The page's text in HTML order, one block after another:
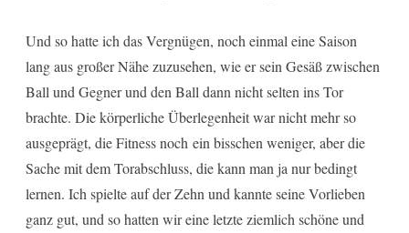
Und so hatte ich das Vergnügen, noch einmal eine Saison
lang aus großer Nähe zuzusehen, wie er sein Gesäß zwischen
Ball und Gegner und den Ball dann nicht selten ins Tor
brachte. Die körperliche Überlegenheit war nicht mehr so
ausgeprägt, die Fitness noch ein bisschen weniger, aber die
Sache mit dem Torabschluss, die kann man ja nur bedingt
lernen. Ich spielte auf der Zehn und kannte seine Vorlieben
ganz gut, und so hatten wir eine letzte ziemlich schöne und